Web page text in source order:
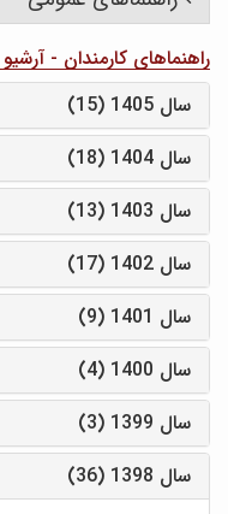
راهنماهای کارمندان - آرشیو
سال 1405 (15)
سال 1404 (18)
سال 1403 (13)
سال 1402 (17)
سال 1401 (9)
سال 1400 (4)
سال 1399 (3)
سال 1398 (36)